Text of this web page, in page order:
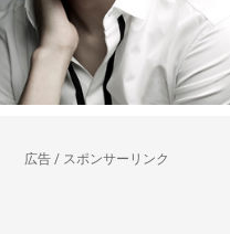
広告 / スポンサーリンク